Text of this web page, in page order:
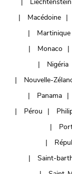
Macédoine
Martinique
Monaco
Nigéria
Nouvelle-
Panama
Pérou
Saint-